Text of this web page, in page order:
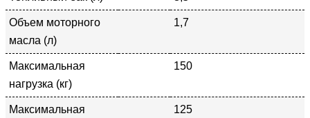
Объем моторного
масла (л)
1,7
Максимальная
нагрузка (кг)
150
Максимальная 125